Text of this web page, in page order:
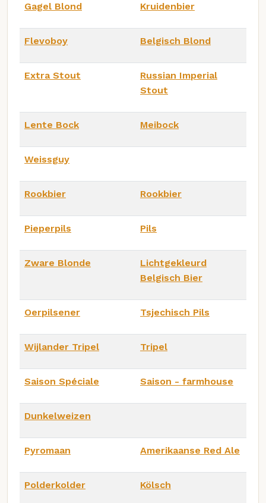
Gagel Blond Kruidenbier
Flevoboy Belgisch Blond
Extra Stout
Russian Imperial
Stout
Lente Bock Meibock
Weissguy
Rookbier Rookbier
Pieperpils Pils
Zware Blonde
Lichtgekleurd
Belgisch Bier
Oerpilsener Tsjechisch Pils
Wijlander Tripel Tripel
Saison Spéciale Saison - farmhouse
Dunkelweizen
Pyromaan Amerikaanse Red Ale
Polderkolder Kölsch